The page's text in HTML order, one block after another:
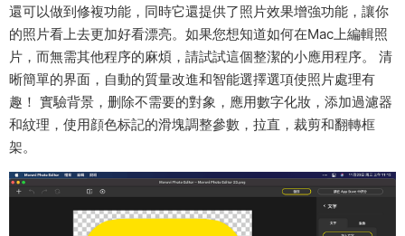
還可以做到修複功能，同時它還提供了照片效果增強功能，讓你
的照片看上去更加好看漂亮。如果您想知道如何在Mac上編輯照
片，而無需其他程序的麻煩，請試試這個整潔的小應用程序。 清
晰簡單的界面，自動的質量改進和智能選擇選項使照片處理有
趣！ 實驗背景，删除不需要的對象，應用數字化妝，添加過濾器
和紋理，使用顔色标記的滑塊調整參數，拉直，裁剪和翻轉框
架。